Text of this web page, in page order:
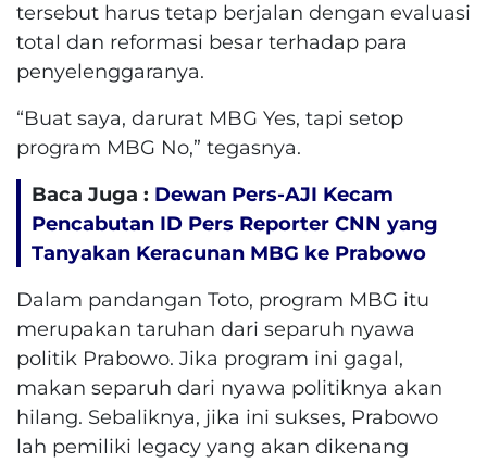
tersebut harus tetap berjalan dengan evaluasi
total dan reformasi besar terhadap para
penyelenggaranya.
“Buat saya, darurat MBG Yes, tapi setop
program MBG No,” tegasnya.
Baca Juga : Dewan Pers-AJI Kecam
Pencabutan ID Pers Reporter CNN yang
Tanyakan Keracunan MBG ke Prabowo
Dalam pandangan Toto, program MBG itu
merupakan taruhan dari separuh nyawa
politik Prabowo. Jika program ini gagal,
makan separuh dari nyawa politiknya akan
hilang. Sebaliknya, jika ini sukses, Prabowo
lah pemiliki legacy yang akan dikenang